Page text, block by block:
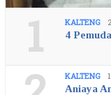
1 KALTENG
4
KALTENG
Aniaya